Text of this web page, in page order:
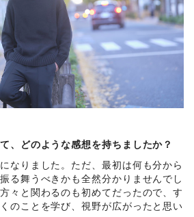
どのような感想を持ちましたか？
なりました。ただ、最初は何も分から
る舞うべきかも全然分かりませんでし
々と関わるのも初めてだったので、す
のことを学び、視野が広がったと思い